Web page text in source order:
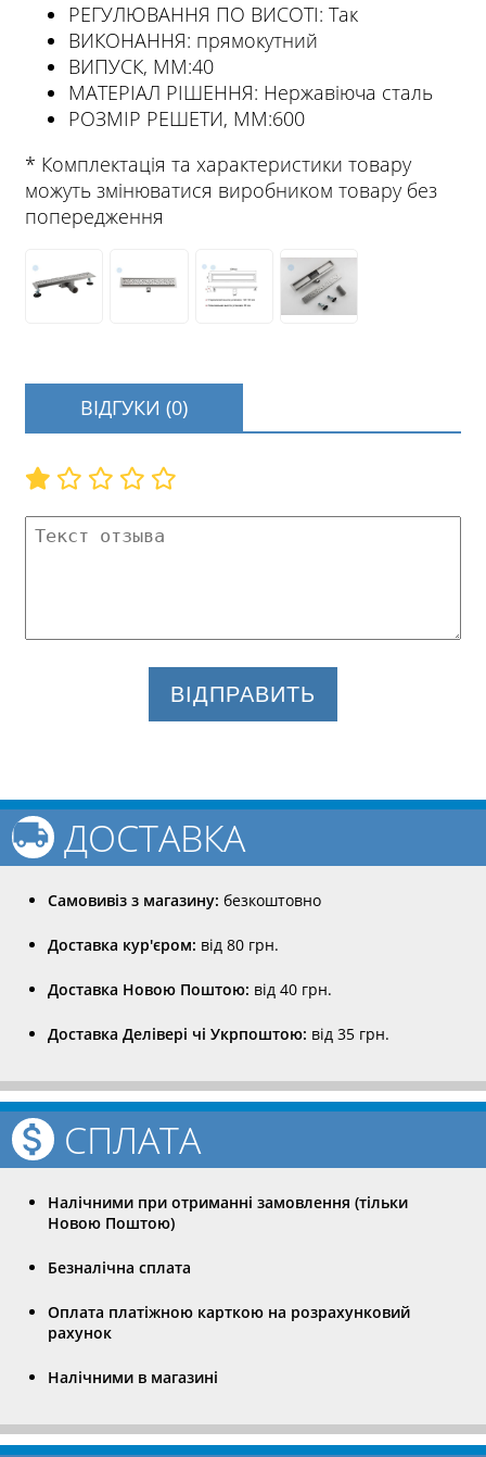
РЕГУЛЮВАННЯ ПО ВИСОТІ: Так
ВИКОНАННЯ: прямокутний
ВИПУСК, ММ:40
МАТЕРІАЛ РІШЕННЯ: Нержавіюча сталь
РОЗМІР РЕШЕТИ, ММ:600
* Комплектація та характеристики товару
можуть змінюватися виробником товару без
попередження
ВІДГУКИ (0)
ВІДПРАВИТЬ
ДОСТАВКА
Самовивіз з магазину: безкоштовно
Доставка кур'єром: від 80 грн.
Доставка Новою Поштою: від 40 грн.
Доставка Делівері чі Укрпоштою: від 35 грн.
СПЛАТА
Налічними при отриманні замовлення (тільки
Новою Поштою)
Безналічна сплата
Оплата платіжною карткою на розрахунковий
рахунок
Налічними в магазині